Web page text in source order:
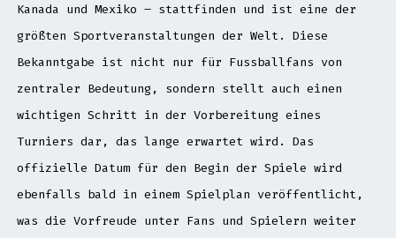
Kanada und Mexiko – stattfinden und ist eine der
größten Sportveranstaltungen der Welt. Diese
Bekanntgabe ist nicht nur für Fussballfans von
zentraler Bedeutung, sondern stellt auch einen
wichtigen Schritt in der Vorbereitung eines
Turniers dar, das lange erwartet wird. Das
offizielle Datum für den Begin der Spiele wird
ebenfalls bald in einem Spielplan veröffentlicht,
was die Vorfreude unter Fans und Spielern weiter